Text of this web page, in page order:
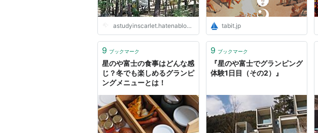
astudyinscarlet.hatenablog.com tabit.jp
9 ブックマーク
星のや富士の食事はどんな感
じ？冬でも楽しめるグランピ
ングメニューとは！
9 ブックマーク
『星のや富士でグランピング
体験1日目（その2）』